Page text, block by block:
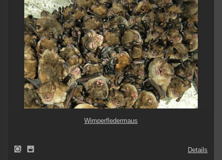
Wimperfledermaus
Details